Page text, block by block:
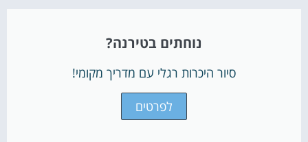
נוחתים בטירנה?
סיור היכרות רגלי עם מדריך מקומי!
לפרטים